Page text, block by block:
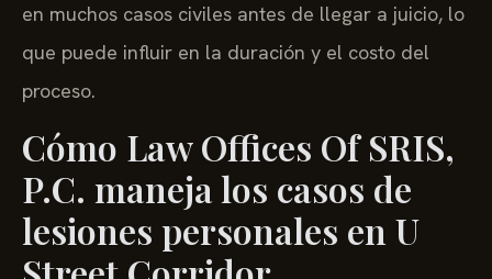
en muchos casos civiles antes de llegar a juicio, lo
que puede influir en la duración y el costo del
proceso.
Cómo Law Offices Of SRIS,
P.C. maneja los casos de
lesiones personales en U